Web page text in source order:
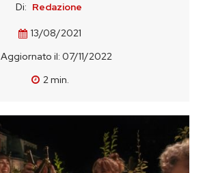
Di: Redazione
13/08/2021
Aggiornato il: 07/11/2022
2min.